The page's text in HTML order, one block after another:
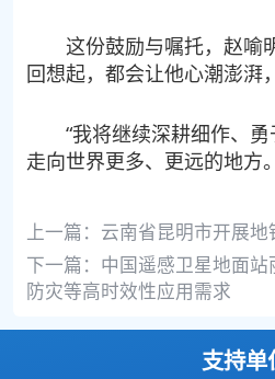
这份鼓励与嘱托，赵喻
回想起，都会让他心潮澎湃
“我将继续深耕细作、
走向世界更多、更远的地方
上一篇： 云南省昆明市开展
下一篇： 中国遥感卫星地面
防灾等高时效性应用需求
支持单